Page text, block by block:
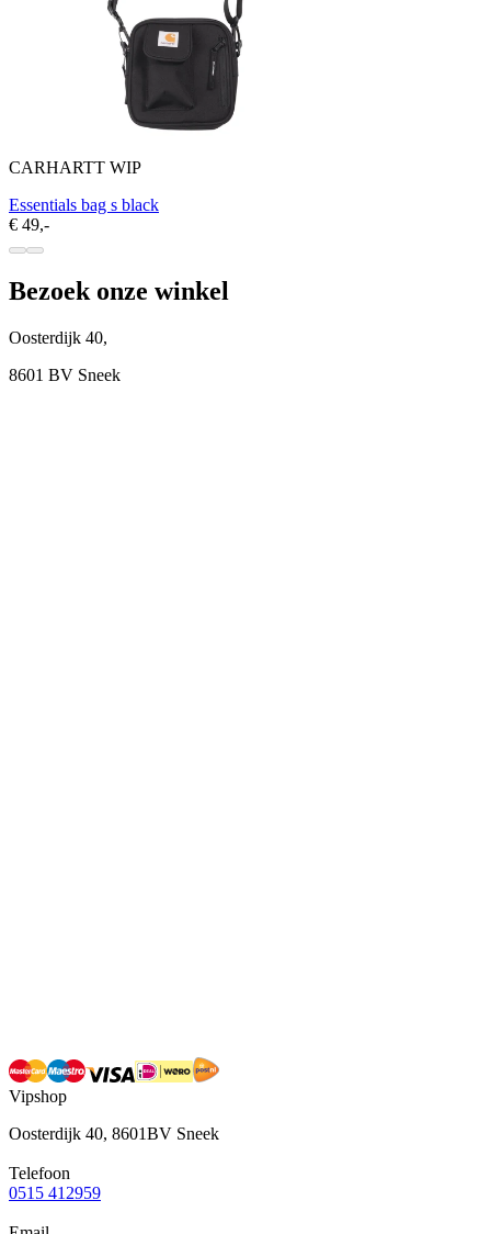
CARHARTT WIP
Essentials bag s black
€ 49,-
Bezoek onze winkel
Oosterdijk 40,
8601 BV Sneek
Vipshop
Oosterdijk 40, 8601BV Sneek
Telefoon
0515 412959